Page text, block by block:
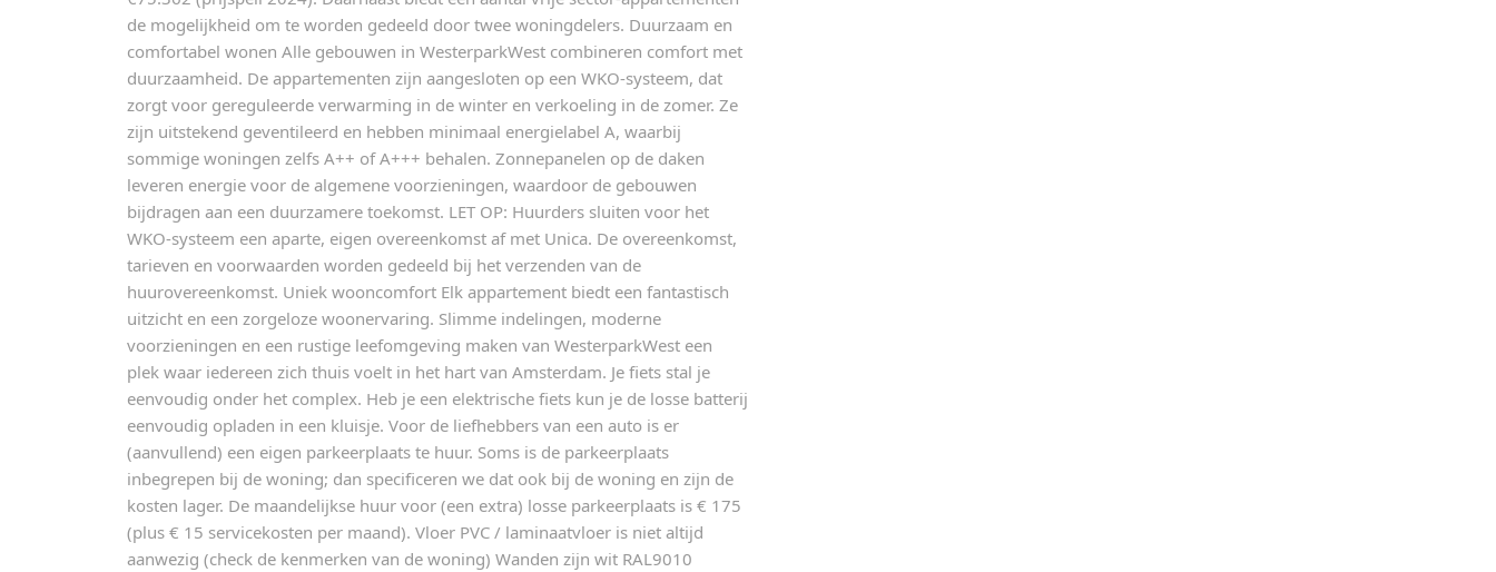
de mogelijkheid om te worden gedeeld door twee woningdelers. Duurzaam en
comfortabel wonen Alle gebouwen in WesterparkWest combineren comfort met
duurzaamheid. De appartementen zijn aangesloten op een WKO-systeem, dat
zorgt voor gereguleerde verwarming in de winter en verkoeling in de zomer. Ze
zijn uitstekend geventileerd en hebben minimaal energielabel A, waarbij
sommige woningen zelfs A++ of A+++ behalen. Zonnepanelen op de daken
leveren energie voor de algemene voorzieningen, waardoor de gebouwen
bijdragen aan een duurzamere toekomst. LET OP: Huurders sluiten voor het
WKO-systeem een aparte, eigen overeenkomst af met Unica. De overeenkomst,
tarieven en voorwaarden worden gedeeld bij het verzenden van de
huurovereenkomst. Uniek wooncomfort Elk appartement biedt een fantastisch
uitzicht en een zorgeloze woonervaring. Slimme indelingen, moderne
voorzieningen en een rustige leefomgeving maken van WesterparkWest een
plek waar iedereen zich thuis voelt in het hart van Amsterdam. Je fiets stal je
eenvoudig onder het complex. Heb je een elektrische fiets kun je de losse batterij
eenvoudig opladen in een kluisje. Voor de liefhebbers van een auto is er
(aanvullend) een eigen parkeerplaats te huur. Soms is de parkeerplaats
inbegrepen bij de woning; dan specificeren we dat ook bij de woning en zijn de
kosten lager. De maandelijkse huur voor (een extra) losse parkeerplaats is € 175
(plus € 15 servicekosten per maand). Vloer PVC / laminaatvloer is niet altijd
aanwezig (check de kenmerken van de woning) Wanden zijn wit RAL9010